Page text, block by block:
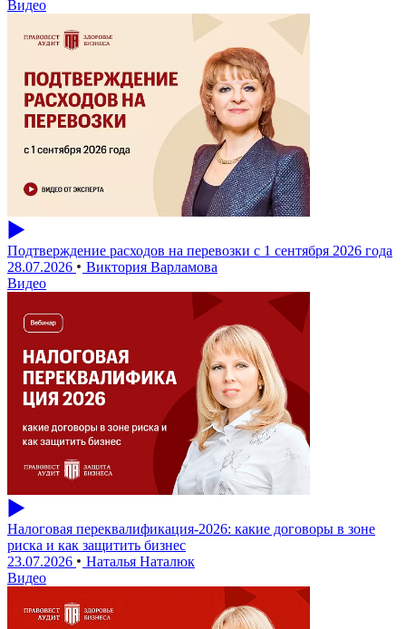
Видео
Подтверждение расходов на перевозки с 1 сентября 2026 года
28.07.2026
Виктория Варламова
Видео
Налоговая переквалификация-2026: какие договоры в зоне
риска и как защитить бизнес
23.07.2026
Наталья Наталюк
Видео